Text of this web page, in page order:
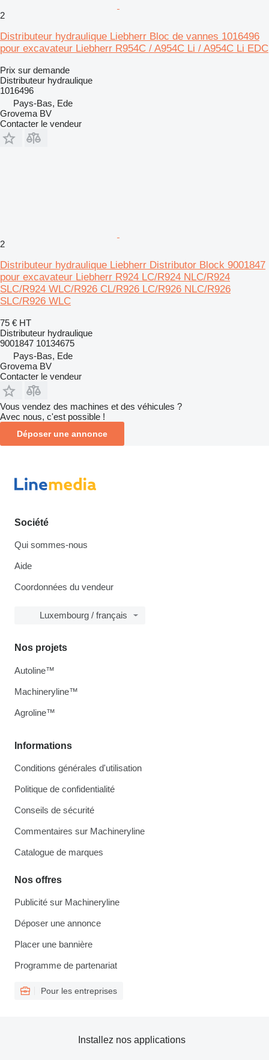
2
Distributeur hydraulique Liebherr Bloc de vannes 1016496
pour excavateur Liebherr R954C / A954C Li / A954C Li EDC
Prix sur demande
Distributeur hydraulique
1016496
Pays-Bas, Ede
Grovema BV
Contacter le vendeur
2
Distributeur hydraulique Liebherr Distributor Block 9001847
pour excavateur Liebherr R924 LC/R924 NLC/R924
SLC/R924 WLC/R926 CL/R926 LC/R926 NLC/R926
SLC/R926 WLC
75 € HT
Distributeur hydraulique
9001847 10134675
Pays-Bas, Ede
Grovema BV
Contacter le vendeur
Vous vendez des machines et des véhicules ?
Avec nous, c'est possible !
Déposer une annonce
Société
Qui sommes-nous
Aide
Coordonnées du vendeur
Luxembourg / français
Informations
Conditions générales d'utilisation
Politique de confidentialité
Conseils de sécurité
Commentaires sur Machineryline
Catalogue de marques
Nos offres
Publicité sur Machineryline
Déposer une annonce
Placer une bannière
Programme de partenariat
Pour les entreprises
Nos projets
Autoline™
Machineryline™
Agroline™
Installez nos applications